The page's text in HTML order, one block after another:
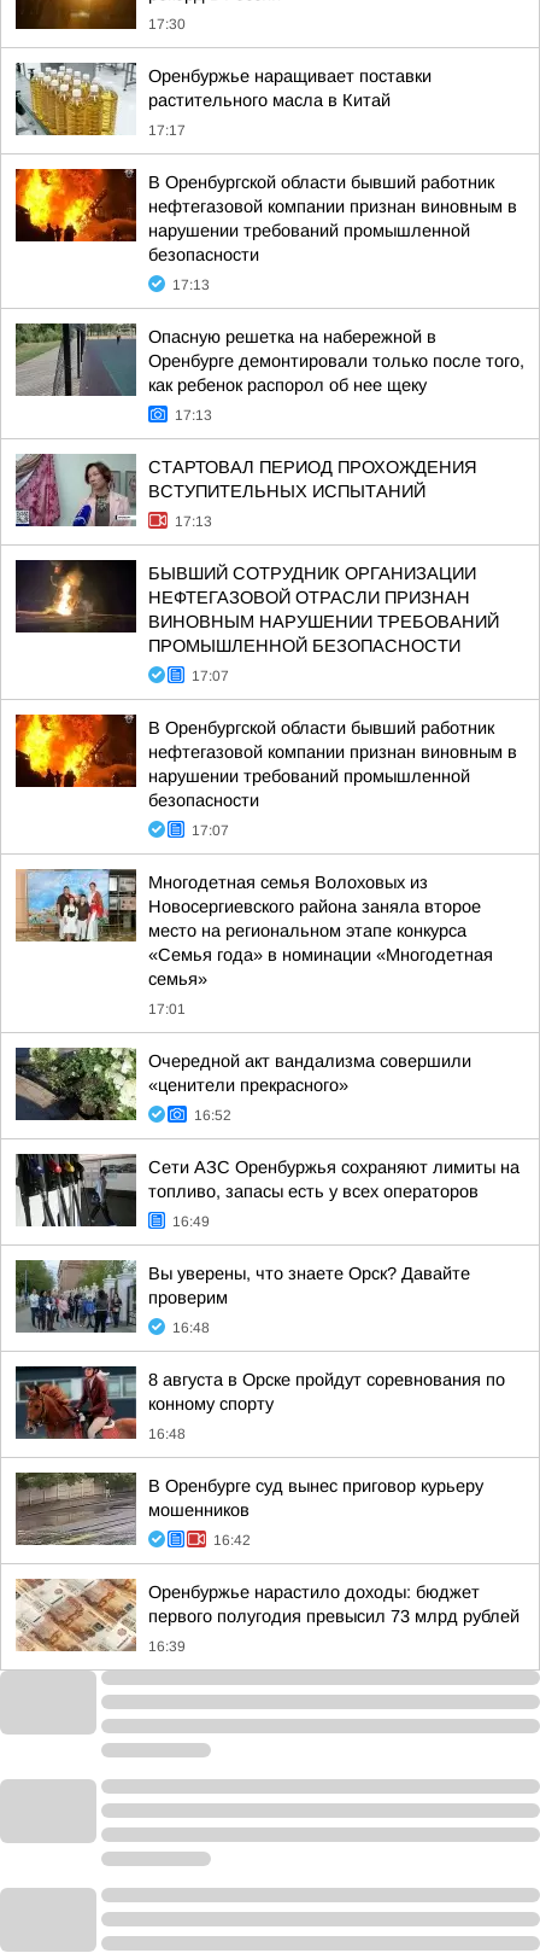
17:30
Оренбуржье наращивает поставки
растительного масла в Китай
17:17
В Оренбургской области бывший работник
нефтегазовой компании признан виновным в
нарушении требований промышленной
безопасности
17:13
Опасную решетка на набережной в
Оренбурге демонтировали только после того,
как ребенок распорол об нее щеку
17:13
СТАРТОВАЛ ПЕРИОД ПРОХОЖДЕНИЯ
ВСТУПИТЕЛЬНЫХ ИСПЫТАНИЙ
17:13
БЫВШИЙ СОТРУДНИК ОРГАНИЗАЦИИ
НЕФТЕГАЗОВОЙ ОТРАСЛИ ПРИЗНАН
ВИНОВНЫМ НАРУШЕНИИ ТРЕБОВАНИЙ
ПРОМЫШЛЕННОЙ БЕЗОПАСНОСТИ
17:07
В Оренбургской области бывший работник
нефтегазовой компании признан виновным в
нарушении требований промышленной
безопасности
17:07
Многодетная семья Волоховых из
Новосергиевского района заняла второе
место на региональном этапе конкурса
«Семья года» в номинации «Многодетная
семья»
17:01
Очередной акт вандализма совершили
«ценители прекрасного»
16:52
Сети АЗС Оренбуржья сохраняют лимиты на
топливо, запасы есть у всех операторов
16:49
Вы уверены, что знаете Орск? Давайте
проверим
16:48
8 августа в Орске пройдут соревнования по
конному спорту
16:48
В Оренбурге суд вынес приговор курьеру
мошенников
16:42
Оренбуржье нарастило доходы: бюджет
первого полугодия превысил 73 млрд рублей
16:39